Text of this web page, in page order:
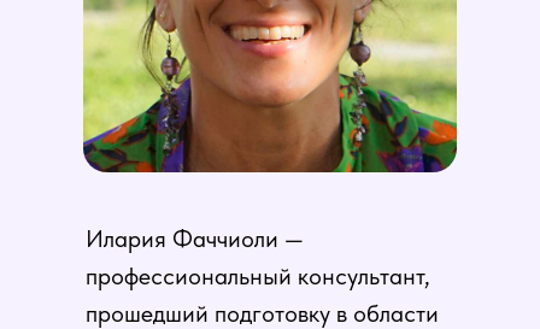
Илария Фаччиоли —
профессиональный консультант,
прошедший подготовку в области